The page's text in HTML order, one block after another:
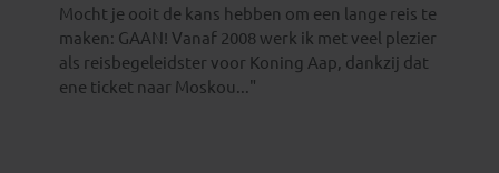
Mocht je ooit de kans hebben om een lange reis te
maken: GAAN! Vanaf 2008 werk ik met veel plezier
als reisbegeleidster voor Koning Aap, dankzij dat
ene ticket naar Moskou..."